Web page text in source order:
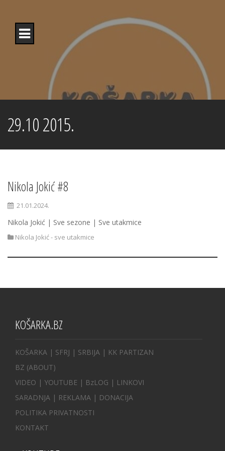
content
29.10 2015.
Nikola Jokić #8
21.01.2024.
Nikola Jokić | Sve sezone | Sve utakmice
Nikola Jokić - sve utakmice
KOŠARKA.BZ
KOŠARKA | SFRJ | SRBIJA | KK PARTIZAN
BZ (ABOUT)
VIDEO | YOUTUBE | BzLOG | LINKOVI
SARADNJA | REKLAMA | DONACIJA
POLITIKA PRIVATNOSTI
KONTAKT